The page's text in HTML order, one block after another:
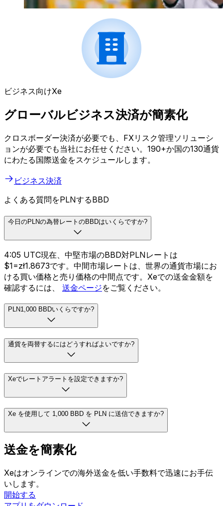
ビジネス向けXe
グローバルビジネス決済が簡素化
クロスボーダー決済が必要でも、FXリスク管理ソリューシ
ョンが必要でも当社にお任せください。190+か国の130通貨
にわたる国際送金をスケジュールします。
ビジネス決済
よくある質問をPLNするBBD
今日のPLNの為替レートのBBDはいくらですか?
4:05 UTC現在、中堅市場のBBD対PLNレートは
$1=zł1.8673です。中間市場レートは、世界の通貨市場にお
ける買い価格と売り価格の中間点です。Xeでの送金金額を
確認するには、 送金ページをご覧ください。
PLN1,000 BBDいくらですか?
通貨を両替するにはどうすればよいですか?
Xeでレートアラートを設定できますか?
Xe を使用して 1,000 BBD を PLN に送信できますか?
送金を簡素化
Xeはオンラインでの海外送金を低い手数料で迅速にお手伝
いします。
開始する